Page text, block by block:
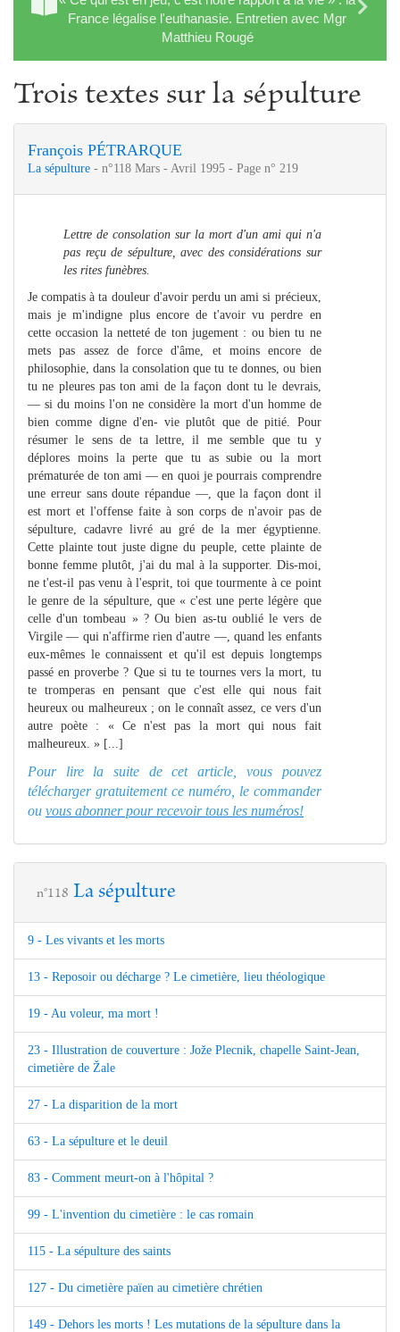
France légalise l'euthanasie. Entretien avec Mgr
Matthieu Rougé
Trois textes sur la sépulture
François PÉTRARQUE
La sépulture - n°118 Mars - Avril 1995 - Page n° 219
Lettre de consolation sur la mort d'un ami qui n'a
pas reçu de sépulture, avec des considérations sur
les rites funèbres.
Je compatis à ta douleur d'avoir perdu un ami si précieux,
mais je m'indigne plus encore de t'avoir vu perdre en
cette occasion la netteté de ton jugement : ou bien tu ne
mets pas assez de force d'âme, et moins encore de
philosophie, dans la consolation que tu te donnes, ou bien
tu ne pleures pas ton ami de la façon dont tu le devrais,
— si du moins l'on ne considère la mort d'un homme de
bien comme digne d'en- vie plutôt que de pitié. Pour
résumer le sens de ta lettre, il me semble que tu y
déplores moins la perte que tu as subie ou la mort
prématurée de ton ami — en quoi je pourrais comprendre
une erreur sans doute répandue —, que la façon dont il
est mort et l'offense faite à son corps de n'avoir pas de
sépulture, cadavre livré au gré de la mer égyptienne.
Cette plainte tout juste digne du peuple, cette plainte de
bonne femme plutôt, j'ai du mal à la supporter. Dis-moi,
ne t'est-il pas venu à l'esprit, toi que tourmente à ce point
le genre de la sépulture, que « c'est une perte légère que
celle d'un tombeau » ? Ou bien as-tu oublié le vers de
Virgile — qui n'affirme rien d'autre —, quand les enfants
eux-mêmes le connaissent et qu'il est depuis longtemps
passé en proverbe ? Que si tu te tournes vers la mort, tu
te tromperas en pensant que c'est elle qui nous fait
heureux ou malheureux ; on le connaît assez, ce vers d'un
autre poète : « Ce n'est pas la mort qui nous fait
malheureux. » [...]
Pour lire la suite de cet article, vous pouvez
télécharger gratuitement ce numéro, le commander
ou vous abonner pour recevoir tous les numéros!
n°118 La sépulture
9 - Les vivants et les morts
13 - Reposoir ou décharge ? Le cimetière, lieu théologique
19 - Au voleur, ma mort !
23 - Illustration de couverture : Jože Plecnik, chapelle Saint-Jean,
cimetière de Žale
27 - La disparition de la mort
63 - La sépulture et le deuil
83 - Comment meurt-on à l'hôpital ?
99 - L'invention du cimetière : le cas romain
115 - La sépulture des saints
127 - Du cimetière païen au cimetière chrétien
149 - Dehors les morts ! Les mutations de la sépulture dans la